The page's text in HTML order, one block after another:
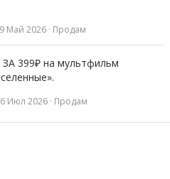
Продам
Май 2026
399₽ на мультфильм
Продам
Июл 2026